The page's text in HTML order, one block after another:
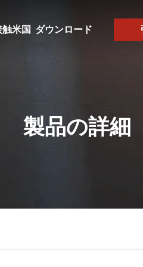
触米国 ダウンロード
製品の詳細